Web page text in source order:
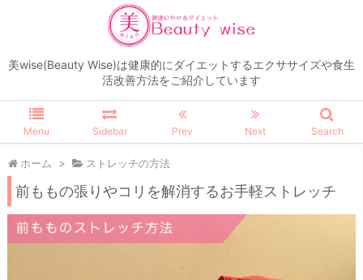
美wise(Beauty Wise)は健康的にダイエットするエクササイズや食生
活改善方法をご紹介しています
Menu Sidebar Prev Next Search
ホーム > ストレッチの方法
前ももの張りやコリを解消するお手軽ストレッチ